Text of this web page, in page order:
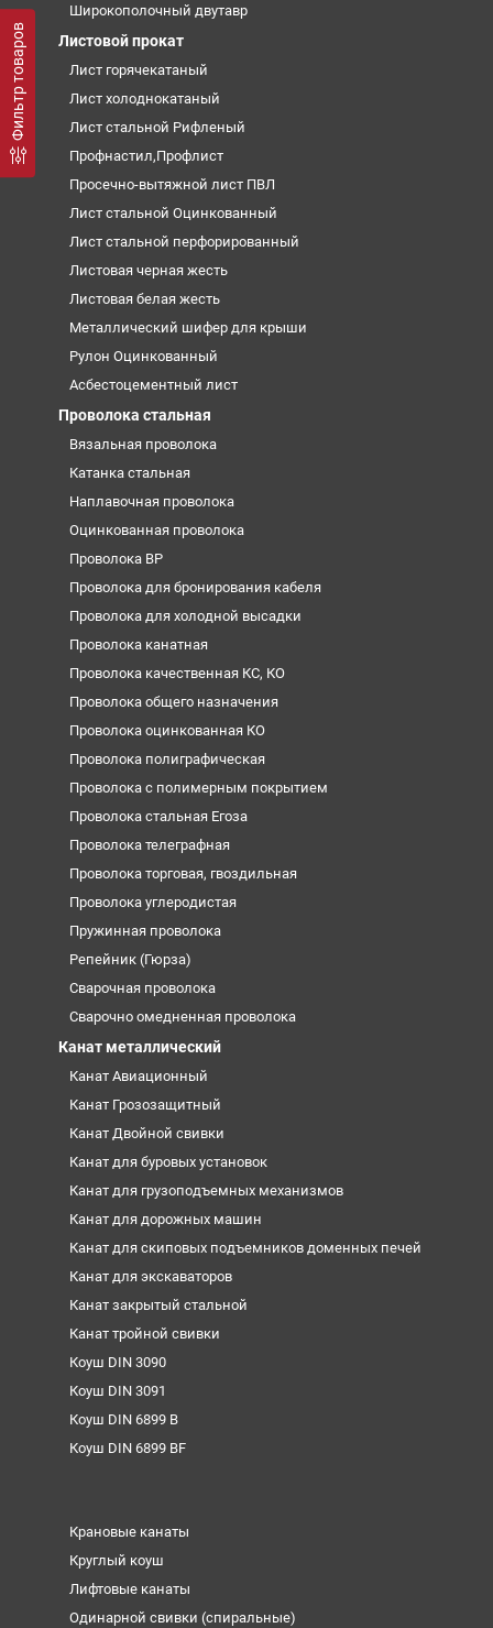
Фильтр товаров
Широкополочный двутавр
Листовой прокат
Лист горячекатаный
Лист холоднокатаный
Лист стальной Рифленый
Профнастил,Профлист
Просечно-вытяжной лист ПВЛ
Лист стальной Оцинкованный
Лист стальной перфорированный
Листовая черная жесть
Листовая белая жесть
Металлический шифер для крыши
Рулон Оцинкованный
Асбестоцементный лист
Проволока стальная
Вязальная проволока
Катанка стальная
Наплавочная проволока
Оцинкованная проволока
Проволока ВР
Проволока для бронирования кабеля
Проволока для холодной высадки
Проволока канатная
Проволока качественная КС, КО
Проволока общего назначения
Проволока оцинкованная КО
Проволока полиграфическая
Проволока с полимерным покрытием
Проволока стальная Егоза
Проволока телеграфная
Проволока торговая, гвоздильная
Проволока углеродистая
Пружинная проволока
Репейник (Гюрза)
Сварочная проволока
Сварочно омедненная проволока
Канат металлический
Канат Авиационный
Канат Грозозащитный
Канат Двойной свивки
Канат для буровых установок
Канат для грузоподъемных механизмов
Канат для дорожных машин
Канат для скиповых подъемников доменных печей
Канат для экскаваторов
Канат закрытый стальной
Канат тройной свивки
Коуш DIN 3090
Коуш DIN 3091
Коуш DIN 6899 B
Коуш DIN 6899 BF
Крановые канаты
Круглый коуш
Лифтовые канаты
Одинарной свивки (спиральные)